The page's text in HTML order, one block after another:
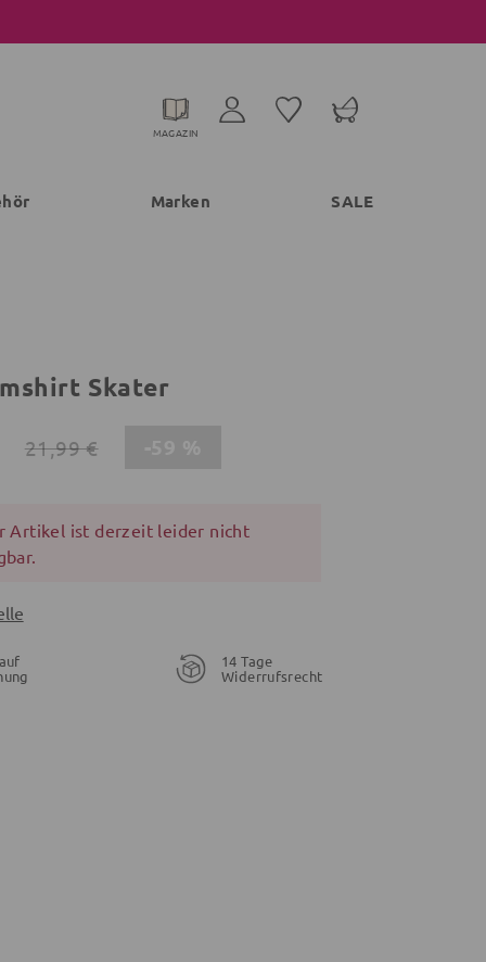
MAGAZIN
Marken SALE
Skater
21,99 €
Artikel ist derzeit leider nicht
14 Tage
Widerrufsrecht